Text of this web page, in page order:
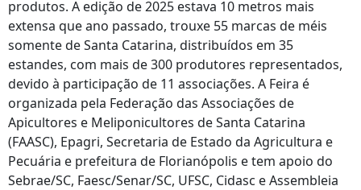
produtos. A edição de 2025 estava 10 metros mais
extensa que ano passado, trouxe 55 marcas de méis
somente de Santa Catarina, distribuídos em 35
estandes, com mais de 300 produtores representados,
devido à participação de 11 associações. A Feira é
organizada pela Federação das Associações de
Apicultores e Meliponicultores de Santa Catarina
(FAASC), Epagri, Secretaria de Estado da Agricultura e
Pecuária e prefeitura de Florianópolis e tem apoio do
Sebrae/SC, Faesc/Senar/SC, UFSC, Cidasc e Assembleia